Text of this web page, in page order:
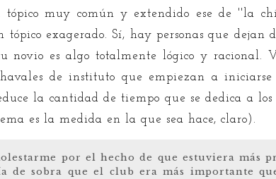
tópico muy común y extendido ese de ''la
tópico exagerado. Sí, hay personas que dejan
novio es algo totalmente lógico y racional.
de instituto que empiezan a
la cantidad de tiempo que se dedica a
es la medida en la que sea hace, claro).
por el hecho de que estuviera más
de sobra que el club era más importante